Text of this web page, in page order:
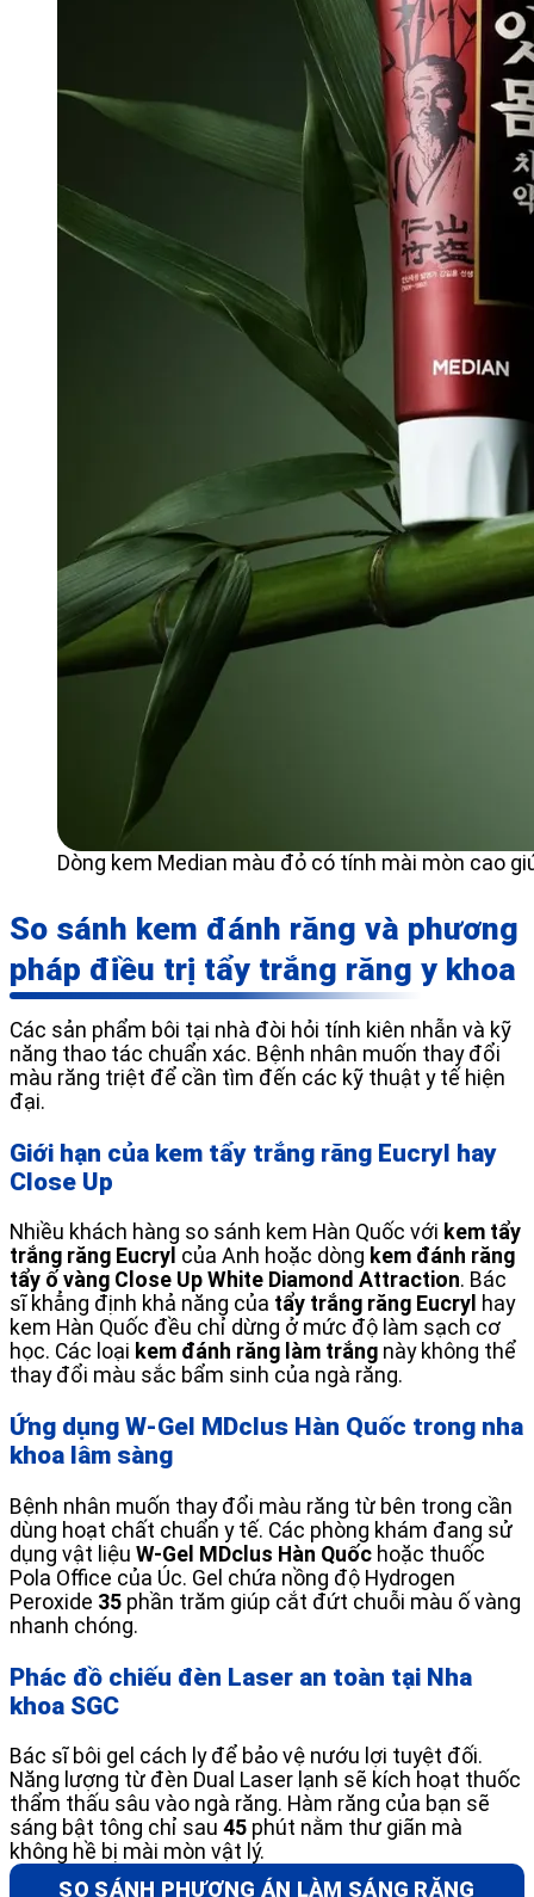
Dòng kem Median màu đỏ có tính mài mòn cao
So sánh kem đánh răng và phương
pháp điều trị tẩy trắng răng y khoa
Các sản phẩm bôi tại nhà đòi hỏi tính kiên nhẫn và kỹ
năng thao tác chuẩn xác. Bệnh nhân muốn thay đổi
màu răng triệt để cần tìm đến các kỹ thuật y tế hiện
đại.
Giới hạn của kem tẩy trắng răng Eucryl hay
Close Up
Nhiều khách hàng so sánh kem Hàn Quốc với kem tẩy
trắng răng Eucryl của Anh hoặc dòng kem đánh răng
tẩy ố vàng Close Up White Diamond Attraction. Bác
sĩ khẳng định khả năng của tẩy trắng răng Eucryl hay
kem Hàn Quốc đều chỉ dừng ở mức độ làm sạch cơ
học. Các loại kem đánh răng làm trắng này không thể
thay đổi màu sắc bẩm sinh của ngà răng.
Ứng dụng W-Gel MDclus Hàn Quốc trong nha
khoa lâm sàng
Bệnh nhân muốn thay đổi màu răng từ bên trong cần
dùng hoạt chất chuẩn y tế. Các phòng khám đang sử
dụng vật liệu W-Gel MDclus Hàn Quốc hoặc thuốc
Pola Office của Úc. Gel chứa nồng độ Hydrogen
Peroxide 35 phần trăm giúp cắt đứt chuỗi màu ố vàng
nhanh chóng.
Phác đồ chiếu đèn Laser an toàn tại Nha
khoa SGC
Bác sĩ bôi gel cách ly để bảo vệ nướu lợi tuyệt đối.
Năng lượng từ đèn Dual Laser lạnh sẽ kích hoạt thuốc
thẩm thấu sâu vào ngà răng. Hàm răng của bạn sẽ
sáng bật tông chỉ sau 45 phút nằm thư giãn mà
không hề bị mài mòn vật lý.
SO SÁNH PHƯƠNG ÁN LÀM SÁNG RĂNG